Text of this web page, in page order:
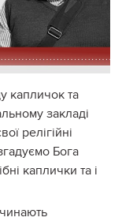
капличок та
закладі
релігійні
Бога
каплички та і